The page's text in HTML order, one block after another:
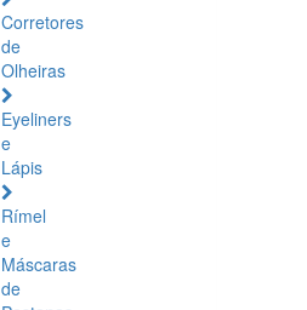
Corretores
de
Olheiras
Eyeliners
e
Lápis
Rímel
e
Máscaras
de